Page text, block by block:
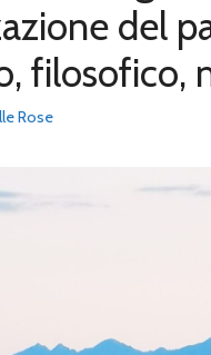
del
filosofico,
Rose